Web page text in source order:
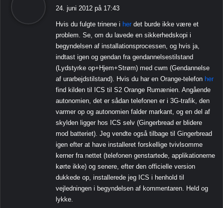
e
r
:
24. juni 2012 på 17:43
Hvis du fulgte trinene i her det burde ikke være et
problem. Se, om du lavede en sikkerhedskopi i
begyndelsen af ​​installationsprocessen, og hvis ja,
indtast igen og gendan fra gendannelsestilstand
(Lydstyrke op+Hjem+Strøm) med cwm (Gendannelse
af urarbejdstilstand). Hvis du har en Orange-telefon her
find kilden til ICS til S2 Orange Rumænien. Angående
autonomien, det er sådan telefonen er i 3G-trafik, den
varmer op og autonomien falder markant, og en del af
skylden ligger hos ICS selv (Gingerbread er blidere
mod batteriet). Jeg vendte også tilbage til Gingerbread
igen efter at have installeret forskellige tvivlsomme
kerner fra nettet (telefonen genstartede, applikationerne
kørte ikke) og senere, efter den officielle version
dukkede op, installerede jeg ICS i henhold til
vejledningen i begyndelsen af ​​kommentaren. Held og
lykke.